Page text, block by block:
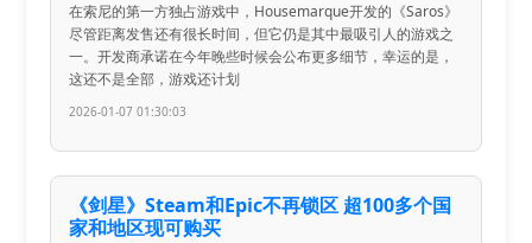
在索尼的第一方独占游戏中，Housemarque开发的《Saros》
尽管距离发售还有很长时间，但它仍是其中最吸引人的游戏之
一。开发商承诺在今年晚些时候会公布更多细节，幸运的是，
这还不是全部，游戏还计划
2026-01-07 01:30:03
《剑星》Steam和Epic不再锁区 超100多个国
家和地区现可购买